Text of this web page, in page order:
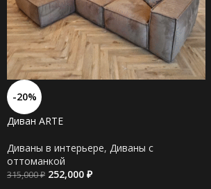
-20%
Диван ARTE
Диваны в интерьере, Диваны c
оттоманкой
315,000₽ 252,000 ₽